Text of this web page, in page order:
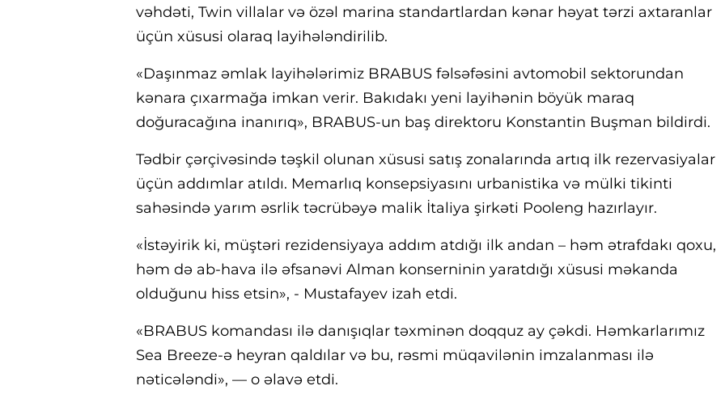
vəhdəti, Twin villalar və özəl marina standartlardan kənar həyat tərzi axtaranlar
üçün xüsusi olaraq layihələndirilib.
«Daşınmaz əmlak layihələrimiz BRABUS fəlsəfəsini avtomobil sektorundan
kənara çıxarmağa imkan verir. Bakıdakı yeni layihənin böyük maraq
doğuracağına inanırıq», BRABUS-un baş direktoru Konstantin Buşman bildirdi.
Tədbir çərçivəsində təşkil olunan xüsusi satış zonalarında artıq ilk rezervasiyalar
üçün addımlar atıldı. Memarlıq konsepsiyasını urbanistika və mülki tikinti
sahəsində yarım əsrlik təcrübəyə malik İtaliya şirkəti Pooleng hazırlayır.
«İstəyirik ki, müştəri rezidensiyaya addım atdığı ilk andan – həm ətrafdakı qoxu,
həm də ab-hava ilə əfsanəvi Alman konserninin yaratdığı xüsusi məkanda
olduğunu hiss etsin», - Mustafayev izah etdi.
«BRABUS komandası ilə danışıqlar təxminən doqquz ay çəkdi. Həmkarlarımız
Sea Breeze-ə heyran qaldılar və bu, rəsmi müqavilənin imzalanması ilə
nəticələndi», — o əlavə etdi.